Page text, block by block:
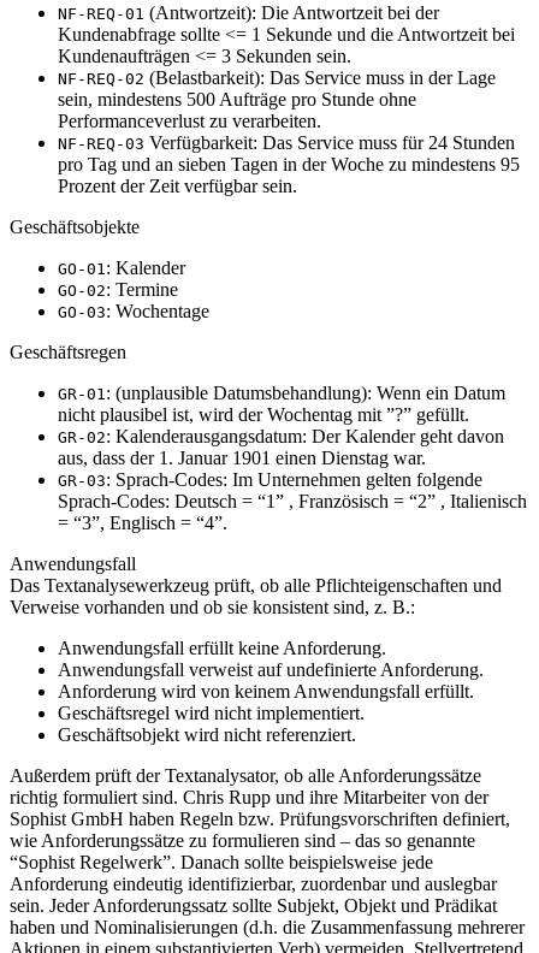
NF-REQ-01 (Antwortzeit): Die Antwortzeit bei der
Kundenabfrage sollte <= 1 Sekunde und die Antwortzeit bei
Kundenaufträgen <= 3 Sekunden sein.
NF-REQ-02 (Belastbarkeit): Das Service muss in der Lage
sein, mindestens 500 Aufträge pro Stunde ohne
Performanceverlust zu verarbeiten.
NF-REQ-03 Verfügbarkeit: Das Service muss für 24 Stunden
pro Tag und an sieben Tagen in der Woche zu mindestens 95
Prozent der Zeit verfügbar sein.
Geschäftsobjekte
GO-01 : Kalender
GO-02: Termine
GO-03: Wochentage
Geschäftsregen
GR-01 : (unplausible Datumsbehandlung): Wenn ein Datum
nicht plausibel ist, wird der Wochentag mit ”?” gefüllt.
GR-02: Kalenderausgangsdatum: Der Kalender geht davon
aus, dass der 1. Januar 1901 einen Dienstag war.
GR-03: Sprach-Codes: Im Unternehmen gelten folgende
Sprach-Codes: Deutsch = “1” , Französisch = “2” , Italienisch
= “3”, Englisch = “4”.
Anwendungsfall
Das Textanalysewerkzeug prüft, ob alle Pflichteigenschaften und
Verweise vorhanden und ob sie konsistent sind, z. B.:
Anwendungsfall erfüllt keine Anforderung.
Anwendungsfall verweist auf undefinierte Anforderung.
Anforderung wird von keinem Anwendungsfall erfüllt.
Geschäftsregel wird nicht implementiert.
Geschäftsobjekt wird nicht referenziert.
Außerdem prüft der Textanalysator, ob alle Anforderungssätze
richtig formuliert sind. Chris Rupp und ihre Mitarbeiter von der
Sophist GmbH haben Regeln bzw. Prüfungsvorschriften definiert,
wie Anforderungssätze zu formulieren sind – das so genannte
“Sophist Regelwerk”. Danach sollte beispielsweise jede
Anforderung eindeutig identifizierbar, zuordenbar und auslegbar
sein. Jeder Anforderungssatz sollte Subjekt, Objekt und Prädikat
haben und Nominalisierungen (d.h. die Zusammenfassung mehrerer
Aktionen in einem substantivierten Verb) vermeiden. Stellvertretend